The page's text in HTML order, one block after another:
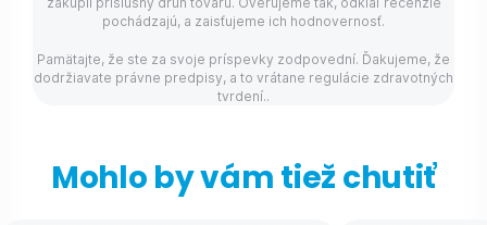
pochádzajú, a zaisťujeme ich hodnovernosť.
Pamätajte, že ste za svoje príspevky zodpovední. Ďakujeme, že
dodržiavate právne predpisy, a to vrátane regulácie zdravotných
tvrdení..
Mohlo by vám tiež chutiť